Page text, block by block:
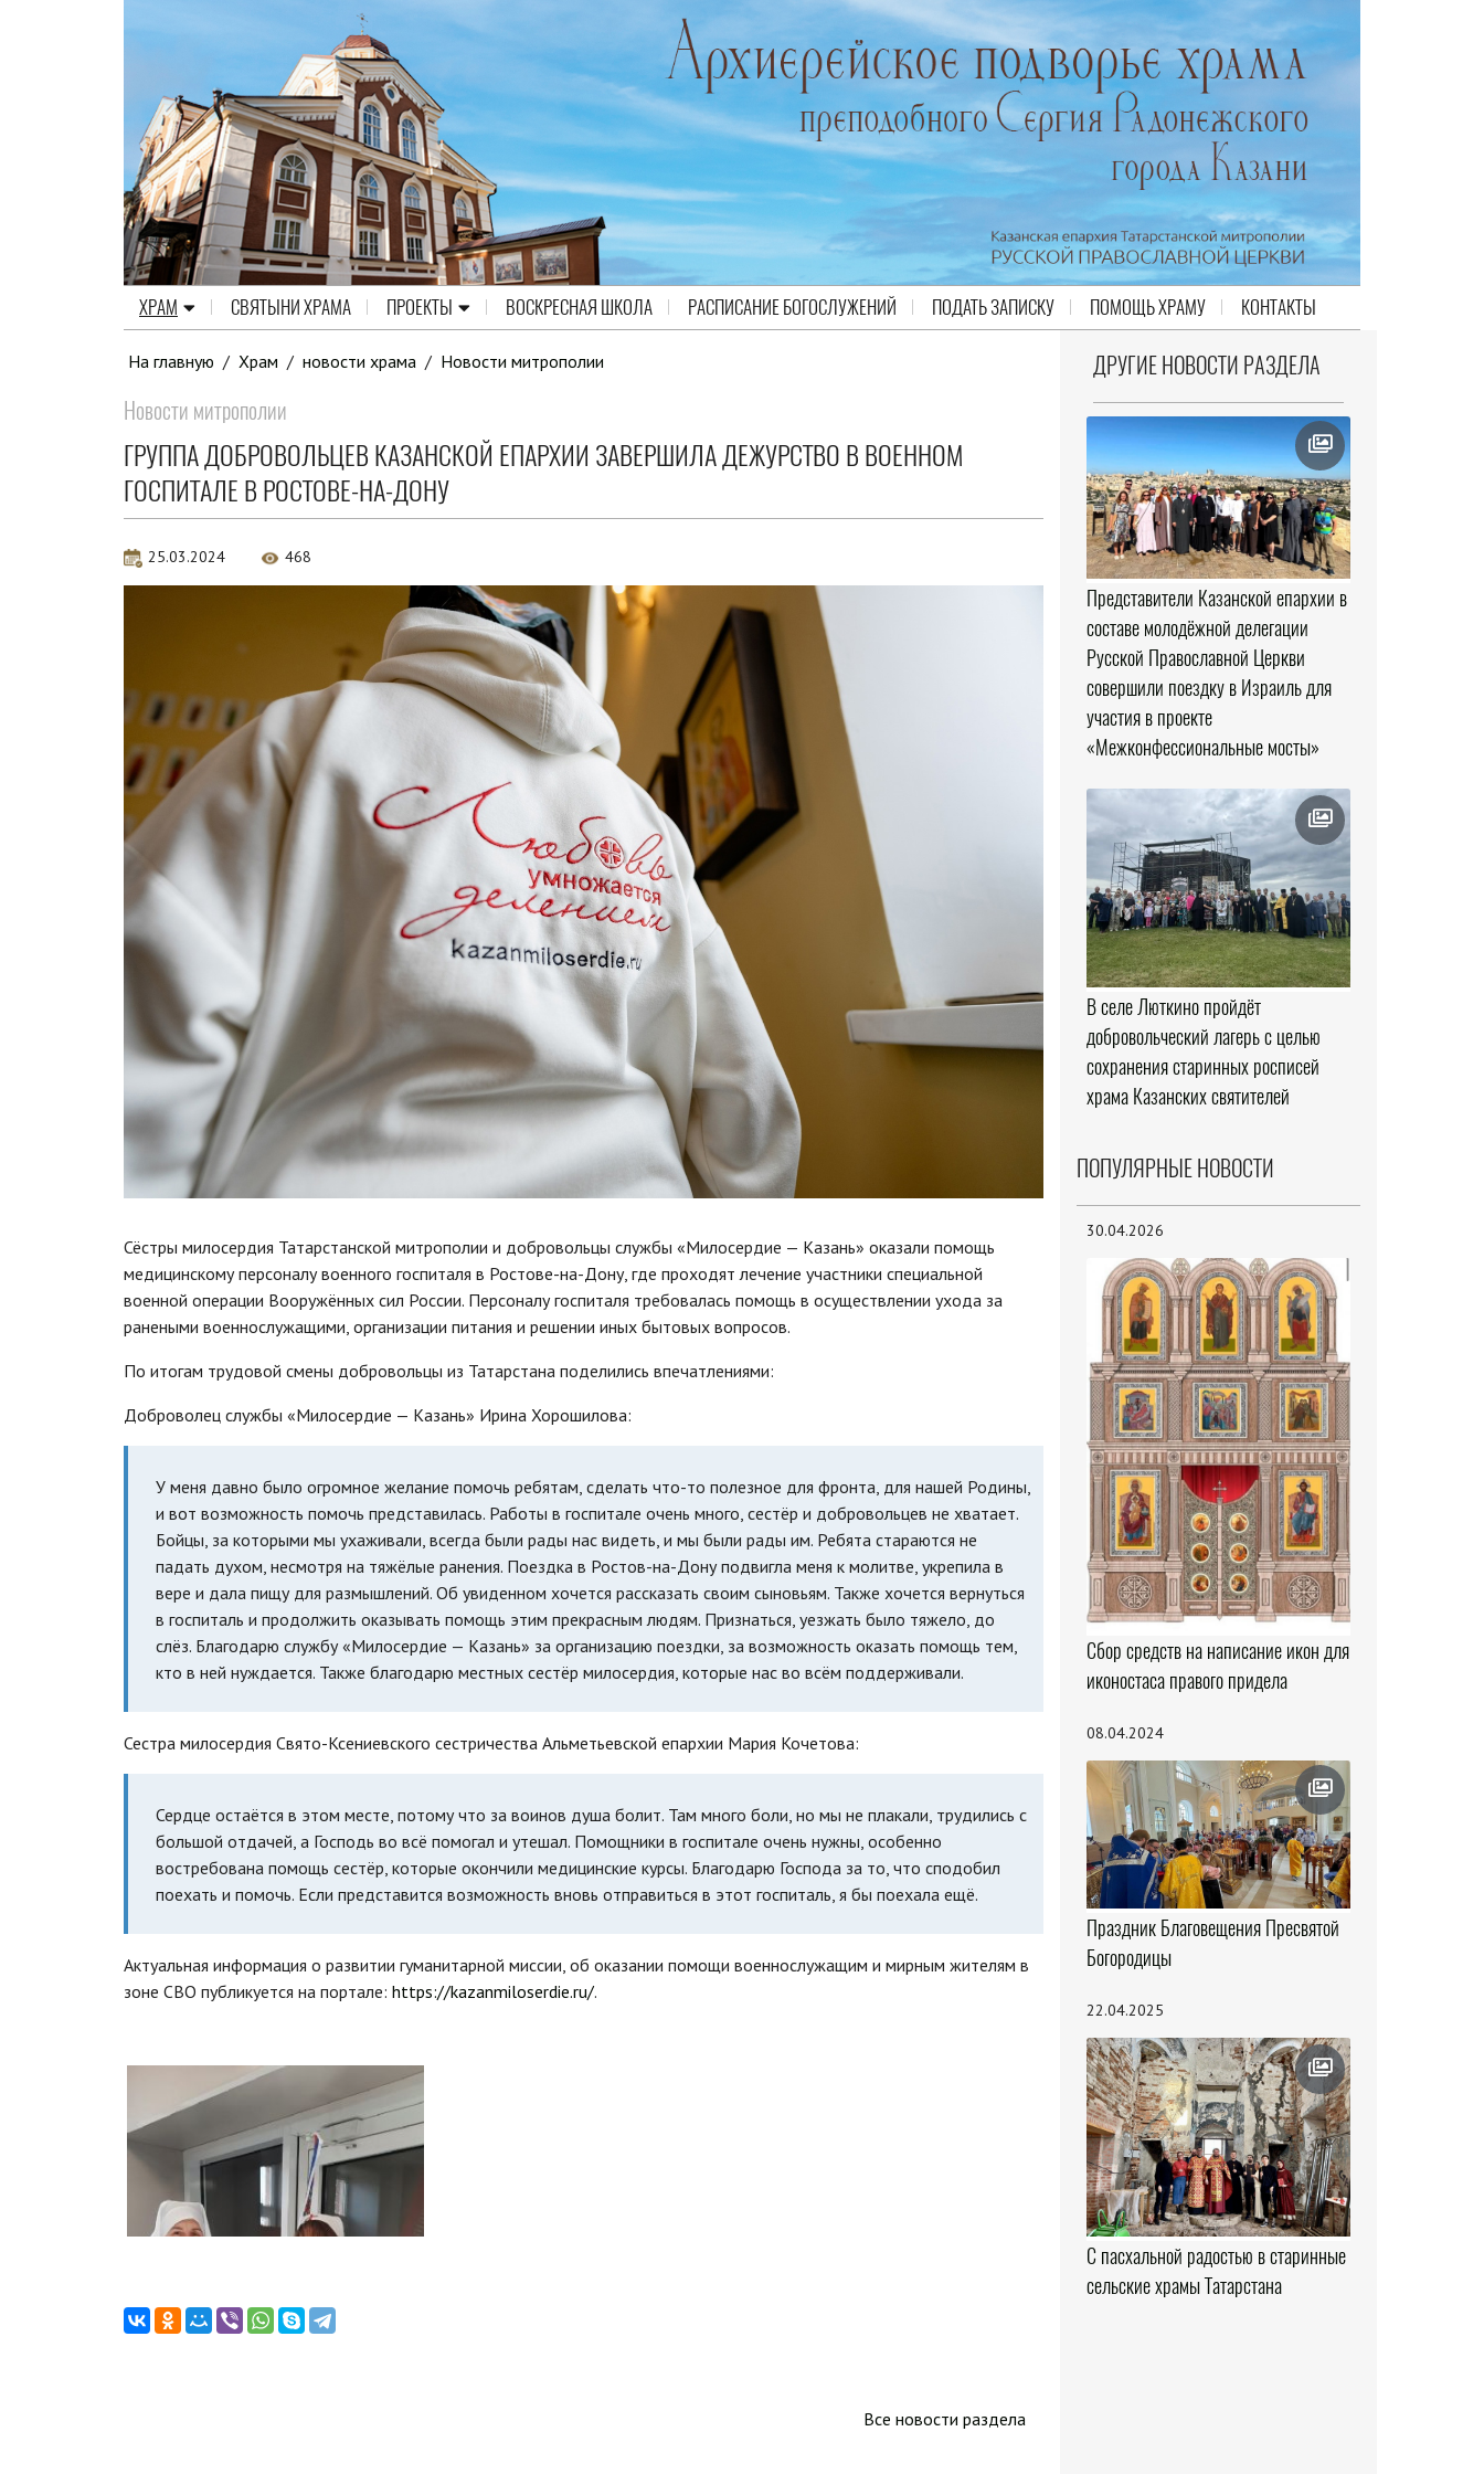
ХРАМ СВЯТЫНИ ХРАМА ПРОЕКТЫ ВОСКРЕСНАЯ ШКОЛА РАСПИСАНИЕ БОГОСЛУЖЕНИЙ ПОДАТЬ ЗАПИСКУ ПОМОЩЬ ХРАМУ КОНТАКТЫ
На главную / Храм / новости храма / Новости митрополии
Новости митрополии
ГРУППА ДОБРОВОЛЬЦЕВ КАЗАНСКОЙ ЕПАРХИИ ЗАВЕРШИЛА ДЕЖУРСТВО В ВОЕННОМ
ГОСПИТАЛЕ В РОСТОВЕ-НА-ДОНУ
25.03.2024 468
Сёстры милосердия Татарстанской митрополии и добровольцы службы «Милосердие — Казань» оказали помощь
медицинскому персоналу военного госпиталя в Ростове-на-Дону, где проходят лечение участники специальной
военной операции Вооружённых сил России. Персоналу госпиталя требовалась помощь в осуществлении ухода за
ранеными военнослужащими, организации питания и решении иных бытовых вопросов.
По итогам трудовой смены добровольцы из Татарстана поделились впечатлениями:
Доброволец службы «Милосердие — Казань» Ирина Хорошилова:
У меня давно было огромное желание помочь ребятам, сделать что-то полезное для фронта, для нашей Родины,
и вот возможность помочь представилась. Работы в госпитале очень много, сестёр и добровольцев не хватает.
Бойцы, за которыми мы ухаживали, всегда были рады нас видеть, и мы были рады им. Ребята стараются не
падать духом, несмотря на тяжёлые ранения. Поездка в Ростов-на-Дону подвигла меня к молитве, укрепила в
вере и дала пищу для размышлений. Об увиденном хочется рассказать своим сыновьям. Также хочется вернуться
в госпиталь и продолжить оказывать помощь этим прекрасным людям. Признаться, уезжать было тяжело, до
слёз. Благодарю службу «Милосердие — Казань» за организацию поездки, за возможность оказать помощь тем,
кто в ней нуждается. Также благодарю местных сестёр милосердия, которые нас во всём поддерживали.
Сестра милосердия Свято-Ксениевского сестричества Альметьевской епархии Мария Кочетова:
Сердце остаётся в этом месте, потому что за воинов душа болит. Там много боли, но мы не плакали, трудились с
большой отдачей, а Господь во всё помогал и утешал. Помощники в госпитале очень нужны, особенно
востребована помощь сестёр, которые окончили медицинские курсы. Благодарю Господа за то, что сподобил
поехать и помочь. Если представится возможность вновь отправиться в этот госпиталь, я бы поехала ещё.
Актуальная информация о развитии гуманитарной миссии, об оказании помощи военнослужащим и мирным жителям в
зоне СВО публикуется на портале: https://kazanmiloserdie.ru/.
Все новости раздела
ДРУГИЕ НОВОСТИ РАЗДЕЛА
Представители Казанской епархии в
составе молодёжной делегации
Русской Православной Церкви
совершили поездку в Израиль для
участия в проекте
«Межконфессиональные мосты»
В селе Люткино пройдёт
добровольческий лагерь с целью
сохранения старинных росписей
храма Казанских святителей
ПОПУЛЯРНЫЕ НОВОСТИ
30.04.2026
Сбор средств на написание икон для
иконостаса правого придела
08.04.2024
Праздник Благовещения Пресвятой
Богородицы
22.04.2025
С пасхальной радостью в старинные
сельские храмы Татарстана